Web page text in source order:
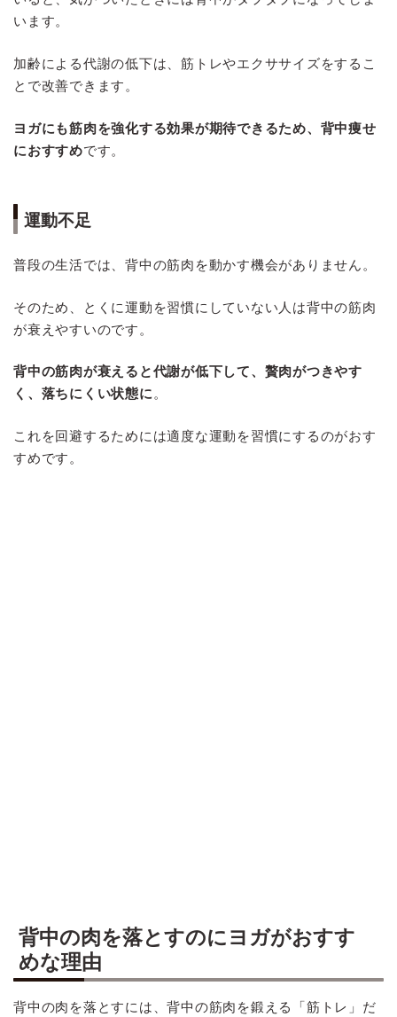
います。
加齢による代謝の低下は、筋トレやエクササイズをするこ
とで改善できます。
ヨガにも筋肉を強化する効果が期待できるため、背中痩せ
におすすめです。
運動不足
普段の生活では、背中の筋肉を動かす機会がありません。
そのため、とくに運動を習慣にしていない人は背中の筋肉
が衰えやすいのです。
背中の筋肉が衰えると代謝が低下して、贅肉がつきやす
く、落ちにくい状態に。
これを回避するためには適度な運動を習慣にするのがおす
すめです。
背中の肉を落とすのにヨガがおすす
めな理由
背中の肉を落とすには、背中の筋肉を鍛える「筋トレ」だ